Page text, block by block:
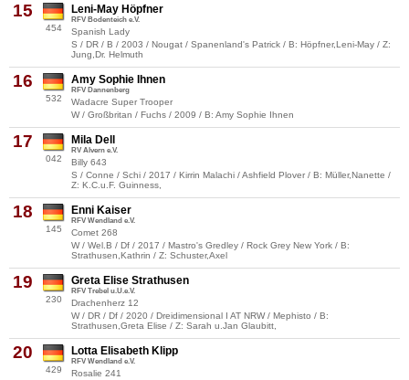
15
454
Leni-May Höpfner
RFV Bodenteich e.V.
Spanish Lady
S / DR / B / 2003 / Nougat / Spanenland's Patrick / B: Höpfner,Leni-May / Z:
Jung,Dr. Helmuth
16
532
Amy Sophie Ihnen
RFV Dannenberg
Wadacre Super Trooper
W / Großbritan / Fuchs / 2009 / B: Amy Sophie Ihnen
17
042
Mila Dell
RV Alvern e.V.
Billy 643
S / Conne / Schi / 2017 / Kirrin Malachi / Ashfield Plover / B: Müller,Nanette /
Z: K.C.u.F. Guinness,
18
145
Enni Kaiser
RFV Wendland e.V.
Comet 268
W / Wel.B / Df / 2017 / Mastro's Gredley / Rock Grey New York / B:
Strathusen,Kathrin / Z: Schuster,Axel
19
230
Greta Elise Strathusen
RFV Trebel u.U.e.V.
Drachenherz 12
W / DR / Df / 2020 / Dreidimensional I AT NRW / Mephisto / B:
Strathusen,Greta Elise / Z: Sarah u.Jan Glaubitt,
20
429
Lotta Elisabeth Klipp
RFV Wendland e.V.
Rosalie 241